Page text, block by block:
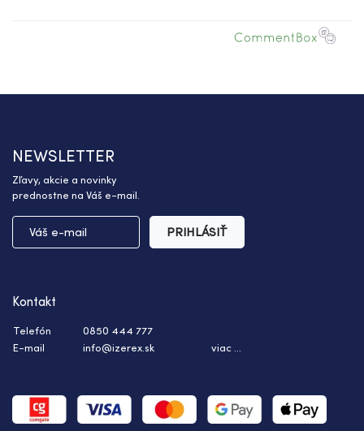
NEWSLETTER
Zľavy, akcie a novinky
prednostne na Váš e-mail.
PRIHLÁSIŤ
Kontakt
Telefón
0850 444 777
E-mail
info@izerex.sk viac ...